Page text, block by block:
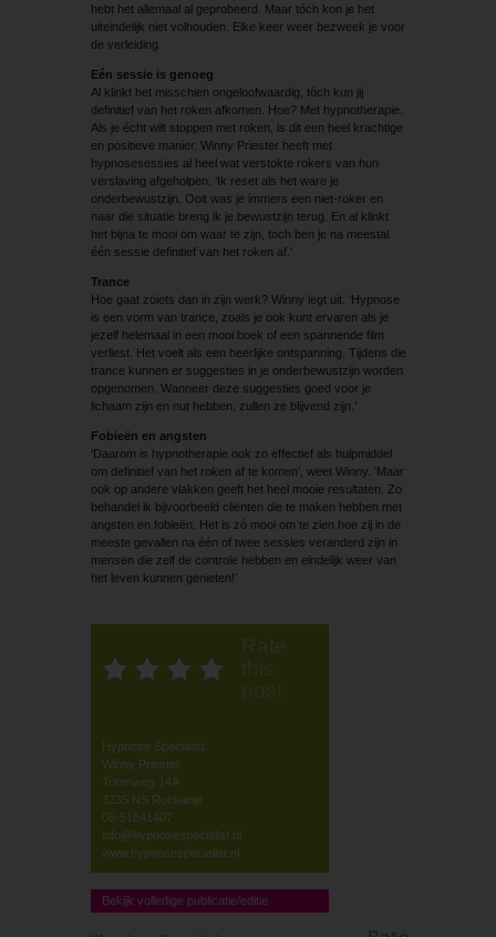
hebt het allemaal al geprobeerd. Maar tóch kon je het
uiteindelijk niet volhouden. Elke keer weer bezweek je voor
de verleiding.
Eén sessie is genoeg
Al klinkt het misschien ongeloofwaardig, tóch kun jij
definitief van het roken afkomen. Hoe? Met hypnotherapie.
Als je écht wilt stoppen met roken, is dit een heel krachtige
en positieve manier. Winny Priester heeft met
hypnosesessies al heel wat verstokte rokers van hun
verslaving afgeholpen. ‘Ik reset als het ware je
onderbewustzijn. Ooit was je immers een niet-roker en
naar die situatie breng ik je bewustzijn terug. En al klinkt
het bijna te mooi om waar te zijn, toch ben je na meestal
één sessie definitief van het roken af.’
Trance
Hoe gaat zoiets dan in zijn werk? Winny legt uit: ‘Hypnose
is een vorm van trance, zoals je ook kunt ervaren als je
jezelf helemaal in een mooi boek of een spannende film
verliest. Het voelt als een heerlijke ontspanning. Tijdens die
trance kunnen er suggesties in je onderbewustzijn worden
opgenomen. Wanneer deze suggesties goed voor je
lichaam zijn en nut hebben, zullen ze blijvend zijn.’
Fobieën en angsten
‘Daarom is hypnotherapie ook zo effectief als hulpmiddel
om definitief van het roken af te komen’, weet Winny. ‘Maar
ook op andere vlakken geeft het heel mooie resultaten. Zo
behandel ik bijvoorbeeld cliënten die te maken hebben met
angsten en fobieën. Het is zó mooi om te zien hoe zij in de
meeste gevallen na één of twee sessies veranderd zijn in
mensen die zelf de controle hebben en eindelijk weer van
het leven kunnen genieten!’
Hypnose Specialist
Winny Priester
Torenweg 14A
3235 NS Rockanje
06-51841407
info@hypnosespecialist.nl
www.hypnosespecialist.nl
Bekijk volledige publicatie/editie